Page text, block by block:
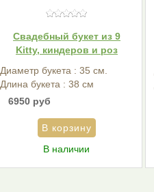
Свадебный букет из 9
Kitty, киндеров и роз
Диаметр букета : 35 см.
Длина букета : 38 см
6950 руб
В наличии